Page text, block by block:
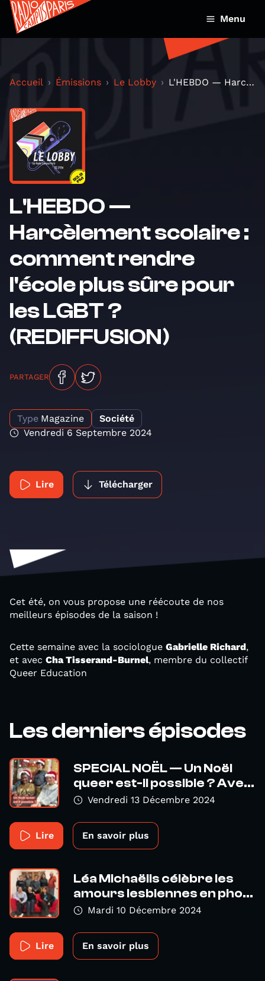
Menu
Accueil Émissions Le Lobby L'HEBDO — Harcèlement scolaire : comment rendre l'...
L'HEBDO —
Harcèlement scolaire :
comment rendre
l'école plus sûre pour
les LGBT ?
(REDIFFUSION)
PARTAGER
Type Magazine
Société
Vendredi 6 Septembre 2024
Lire Télécharger
Cet été, on vous propose une réécoute de nos
meilleurs épisodes de la saison !
Cette semaine avec la sociologue Gabrielle Richard,
et avec Cha Tisserand-Burnel, membre du collectif
Queer Education
Les derniers épisodes
SPECIAL NOËL — Un Noël
queer est-il possible ? Ave...
Vendredi 13 Décembre 2024
Lire En savoir plus
Léa Michaëlis célèbre les
amours lesbiennes en pho...
Mardi 10 Décembre 2024
Lire En savoir plus